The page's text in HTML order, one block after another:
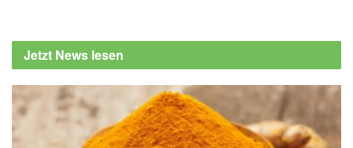
Katrina Todd, Cynthia Bishop, Michael
Pitcher, et al.: Disrupted Peyer’s Patch
Germinal Centre Atrophy Independent of
Local Virus; in: Frontiers in Immunology
(veröffentlicht 17.02.2022),Frontiers in
Jetzt News lesen